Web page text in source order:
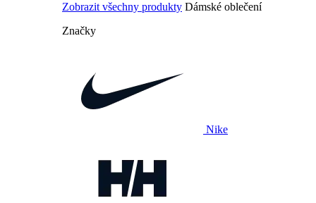
Zobrazit všechny produkty Dámské oblečení
Značky
Nike